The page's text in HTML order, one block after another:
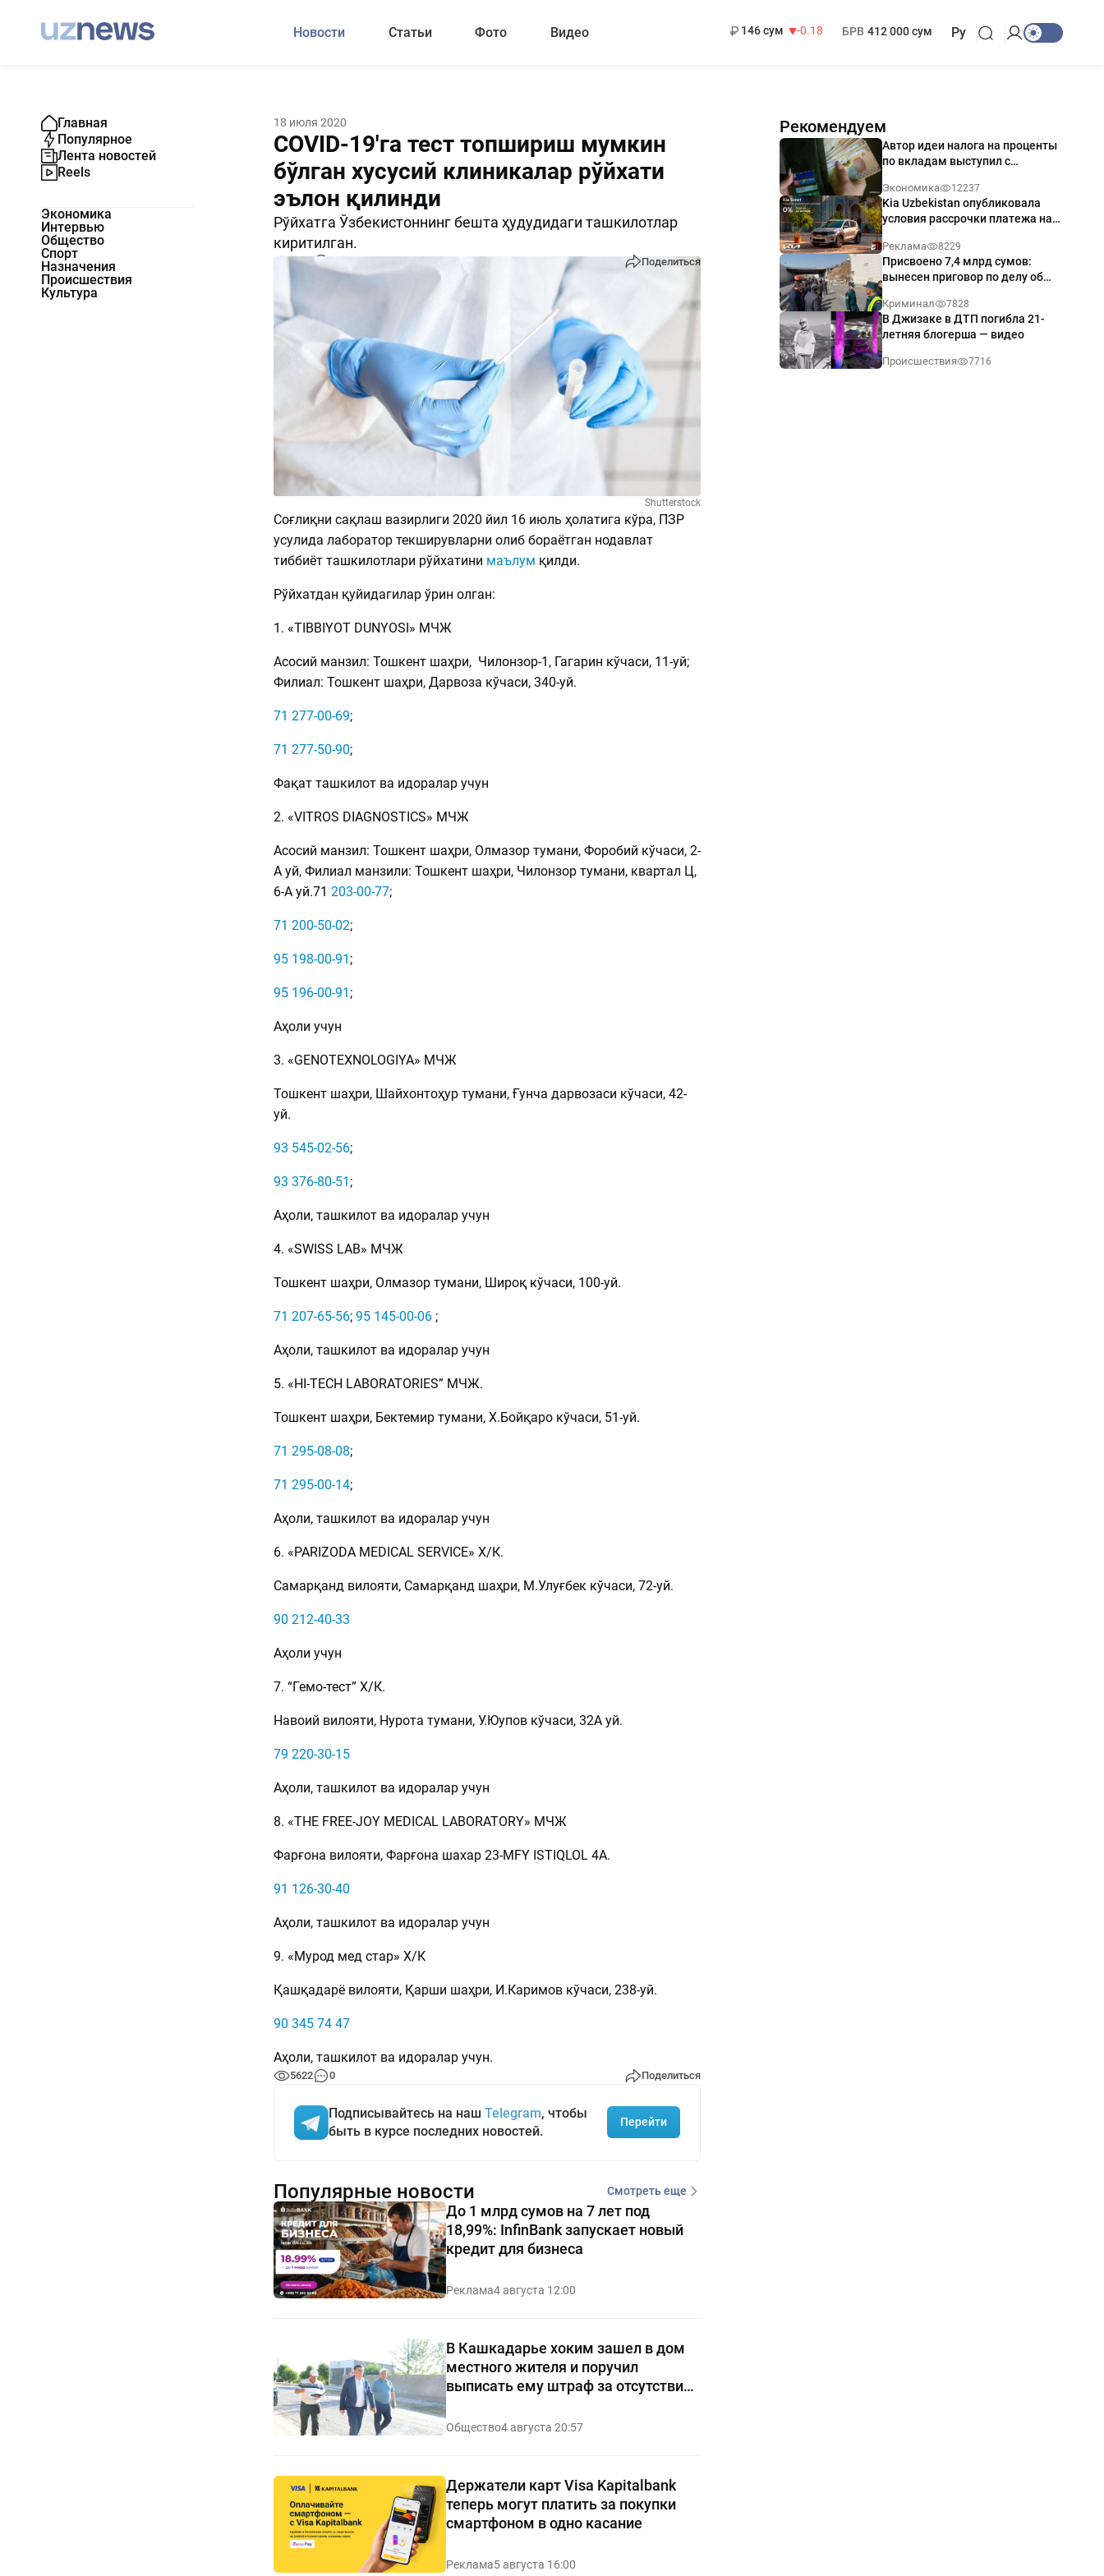
Новости Статьи Фото Видео
146 сум
-0.18
БРВ 412 000 сум Ру
Главная
Популярное
Лента новостей
Reels
Экономика
Интервью
Общество
Спорт
Назначения
Происшествия
Культура
18 июля 2020
COVID-19'га тест топшириш мумкин
бўлган хусусий клиникалар рўйхати
эълон қилинди
Рўйхатга Ўзбекистоннинг бешта ҳудудидаги ташкилотлар
киритилган.
5622 Поделиться
Shutterstock
Соғлиқни сақлаш вазирлиги 2020 йил 16 июль ҳолатига кўра, ПЗР
усулида лаборатор текширувларни олиб бораётган нодавлат
тиббиёт ташкилотлари рўйхатини маълум қилди.
Рўйхатдан қуйидагилар ўрин олган:
1. «TIBBIYOT DUNYOSI» МЧЖ
Асосий манзил: Тошкент шаҳри, Чилонзор-1, Гагарин кўчаси, 11-уй;
Филиал: Тошкент шаҳри, Дарвоза кўчаси, 340-уй.
71 277-00-69;
71 277-50-90;
Фақат ташкилот ва идоралар учун
2. «VITROS DIAGNOSTICS» МЧЖ
Асосий манзил: Тошкент шаҳри, Олмазор тумани, Форобий кўчаси, 2-
А уй, Филиал манзили: Тошкент шаҳри, Чилонзор тумани, квартал Ц,
6-А уй.71 203-00-77;
71 200-50-02;
95 198-00-91 ;
95 196-00-91 ;
Аҳоли учун
3. «GENOTEXNOLOGIYA» МЧЖ
Тошкент шаҳри, Шайхонтоҳур тумани, Ғунча дарвозаси кўчаси, 42-
уй.
93 545-02-56;
93 376-80-51 ;
Аҳоли, ташкилот ва идоралар учун
4. «SWISS LAB» МЧЖ
Тошкент шаҳри, Олмазор тумани, Широқ кўчаси, 100-уй.
71 207-65-56; 95 145-00-06 ;
Аҳоли, ташкилот ва идоралар учун
5. «HI-TECH LABORATORIES” МЧЖ.
Тошкент шаҳри, Бектемир тумани, Х.Бойқаро кўчаси, 51-уй.
71 295-08-08;
71 295-00-14;
Аҳоли, ташкилот ва идоралар учун
6. «РАRIZODA MEDICAL SERVICE» Х/К.
Самарқанд вилояти, Самарқанд шаҳри, М.Улуғбек кўчаси, 72-уй.
90 212-40-33
Аҳоли учун
7. “Гемо-тест” Х/К.
Навоий вилояти, Нурота тумани, У.Юупов кўчаси, 32А уй.
79 220-30-15
Аҳоли, ташкилот ва идоралар учун
8. «THE FREE-JOY MEDICAL LABORATORY» МЧЖ
Фарғона вилояти, Фарғона шахар 23-MFY ISTIQLOL 4A.
91 126-30-40
Аҳоли, ташкилот ва идоралар учун
9. «Мурод мед стар» Х/К
Қашқадарё вилояти, Қарши шаҳри, И.Каримов кўчаси, 238-уй.
90 345 74 47
Аҳоли, ташкилот ва идоралар учун.
5622 0 Поделиться
Подписывайтесь на наш Telegram, чтобы
быть в курсе последних новостей.
Перейти
Рекомендуем
Автор идеи налога на проценты
по вкладам выступил с
Экономика 12237
Kia Uzbekistan опубликовала
условия рассрочки платежа на
годовых
Реклама 8229
Присвоено 7,4 млрд сумов:
вынесен приговор по делу об
Ташкенте
Криминал 7828
В Джизаке в ДТП погибла 21-
летняя блогерша — видео
Происшествия 7716
Популярные новости Смотреть еще
До 1 млрд сумов на 7 лет под
18,99%: InfinBank запускает новый
кредит для бизнеса
Реклама4 августа 12:00
В Кашкадарье хоким зашел в дом
местного жителя и поручил
выписать ему штраф за отсутствие
чистоты — видео
Общество4 августа 20:57
Держатели карт Visa Kapitalbank
теперь могут платить за покупки
смартфоном в одно касание
Реклама5 августа 16:00